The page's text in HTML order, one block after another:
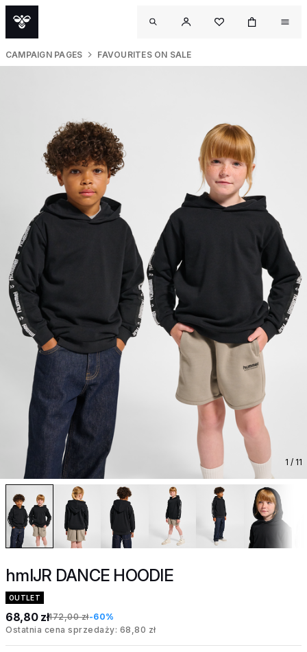
CAMPAIGN PAGES FAVOURITES ON SALE
1 / 11
hmlJR DANCE HOODIE
OUTLET
68,80 zł172,00 zł-60%
Ostatnia cena sprzedaży: 68,80 zł